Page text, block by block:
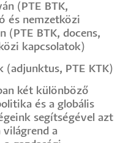
(PTE BTK,
és nemzetközi
(PTE BTK, docens,
kapcsolatok)
(adjunktus, PTE KTK)
két különböző
és a globális
segítségével azt
a